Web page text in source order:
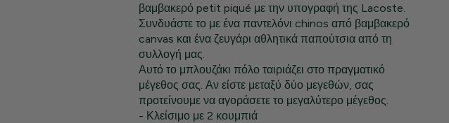
βαμβακερό petit piqué με την υπογραφή της Lacoste.
Συνδυάστε το με ένα παντελόνι chinos από βαμβακερό
canvas και ένα ζευγάρι αθλητικά παπούτσια από τη
συλλογή μας.
Αυτό το μπλουζάκι πόλο ταιριάζει στο πραγματικό
μέγεθος σας. Αν είστε μεταξύ δύο μεγεθών, σας
προτείνουμε να αγοράσετε το μεγαλύτερο μέγεθος.
- Κλείσιμο με 2 κουμπιά